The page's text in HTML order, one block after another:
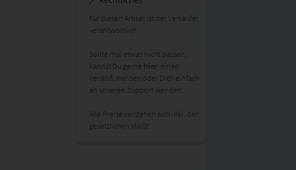
Für diesen Artikel ist der Verkäufer
verantwortlich.
Sollte mal etwas nicht passen,
kannst Du gerne hier einen
Verstoß melden oder Dich einfach
an unseren Support wenden.
Alle Preise verstehen sich inkl. der
gesetzlichen MwSt.